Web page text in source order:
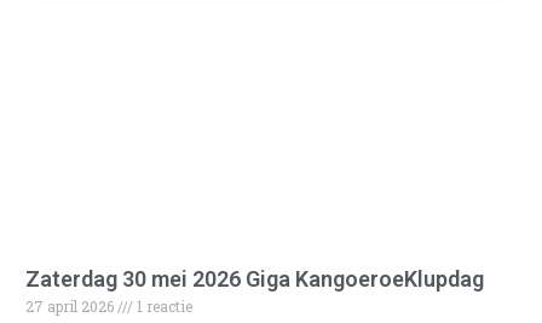
Zaterdag 30 mei 2026 Giga KangoeroeKlupdag
27 april 2026
1 reactie